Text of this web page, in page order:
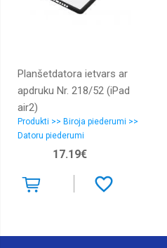
Planšetdatora ietvars ar
apdruku Nr. 218/52 (iPad
air2)
Produkti >> Biroja piederumi >>
Datoru piederumi
17.19€